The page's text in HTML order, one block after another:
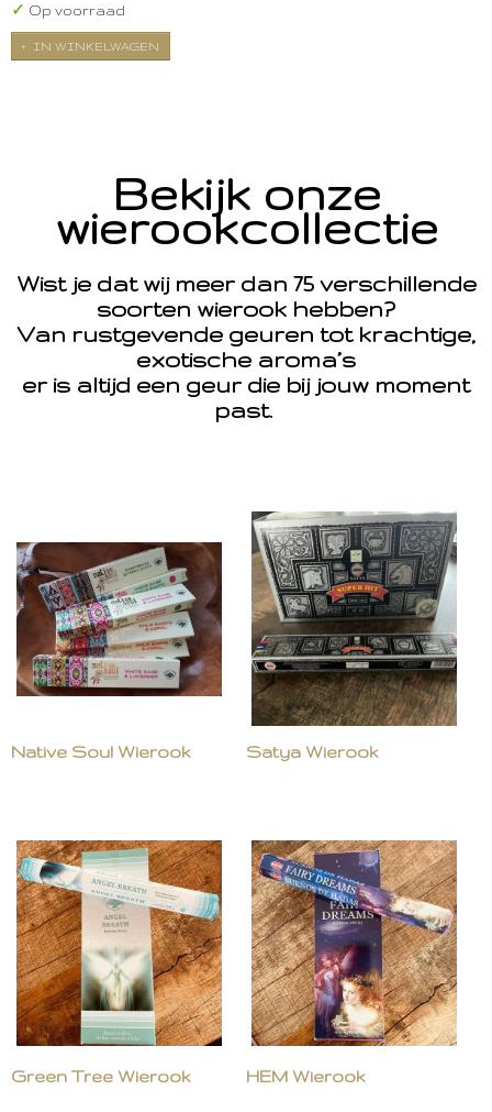
✓ Op voorraad
IN WINKELWAGEN
Bekijk onze
wierookcollectie
Wist je dat wij meer dan 75 verschillende
soorten wierook hebben?
Van rustgevende geuren tot krachtige,
exotische aroma’s
er is altijd een geur die bij jouw moment
past.
Native Soul Wierook Satya Wierook
Green Tree Wierook HEM Wierook